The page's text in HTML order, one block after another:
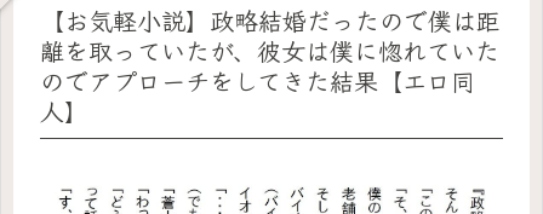
【お気軽小説】政略結婚だったので僕は距
離を取っていたが、彼女は僕に惚れていた
のでアプローチをしてきた結果【エロ同
人】